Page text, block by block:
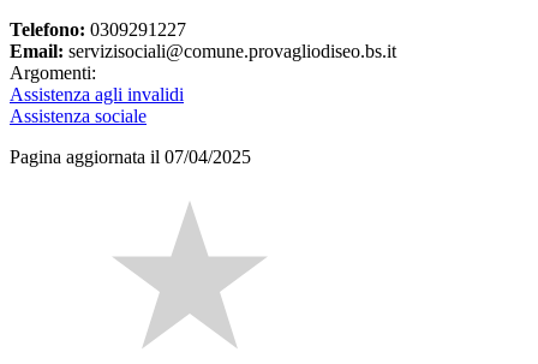
Telefono: 0309291227
Email: servizisociali@comune.provagliodiseo.bs.it
Argomenti:
Assistenza agli invalidi
Assistenza sociale
Pagina aggiornata il 07/04/2025